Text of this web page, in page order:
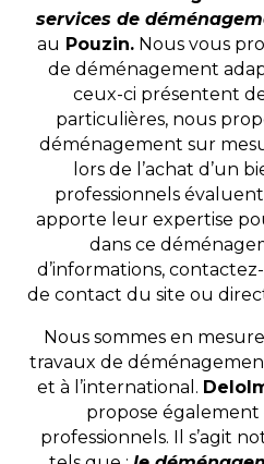
services de
au Pouzin. Nous vous
de déménagement
ceux-ci présentent
particulières, nous
déménagement sur
lors de l’achat d’un
professionnels
apporte leur expertise
dans ce
d’informations,
de contact du site ou
Nous sommes en
travaux de
et à l’international.
propose également
professionnels. Il s’agit